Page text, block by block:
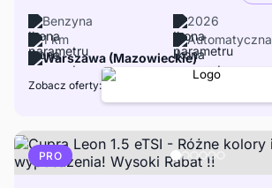
Benzyna
2026
1 km
Automatyczna
Warszawa (Mazowieckie)
Zobacz oferty:
PRO